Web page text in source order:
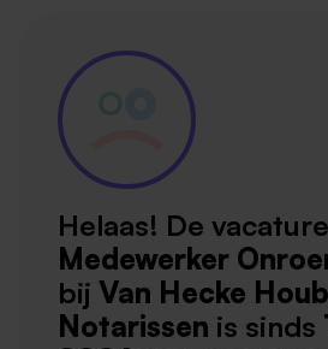
Helaas! De vacature
Medewerker
bij Van Hecke
Notarissen is sinds